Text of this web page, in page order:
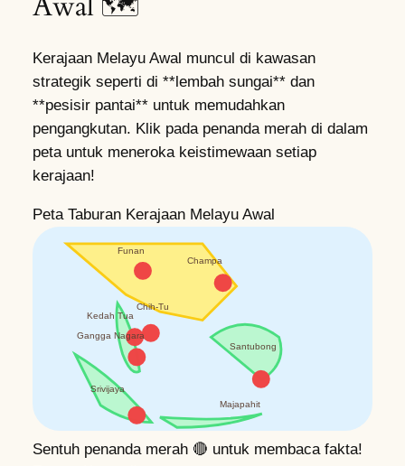
Kerajaan Melayu Awal muncul di kawasan
strategik seperti di **lembah sungai** dan
**pesisir pantai** untuk memudahkan
pengangkutan. Klik pada penanda merah di dalam
peta untuk meneroka keistimewaan setiap
kerajaan!
Peta Taburan Kerajaan Melayu Awal
Funan
Champa
Kedah Tua
Chih-Tu
Gangga Nagara
Srivijaya
Santubong
Majapahit
Sentuh penanda merah 🔴 untuk membaca fakta!